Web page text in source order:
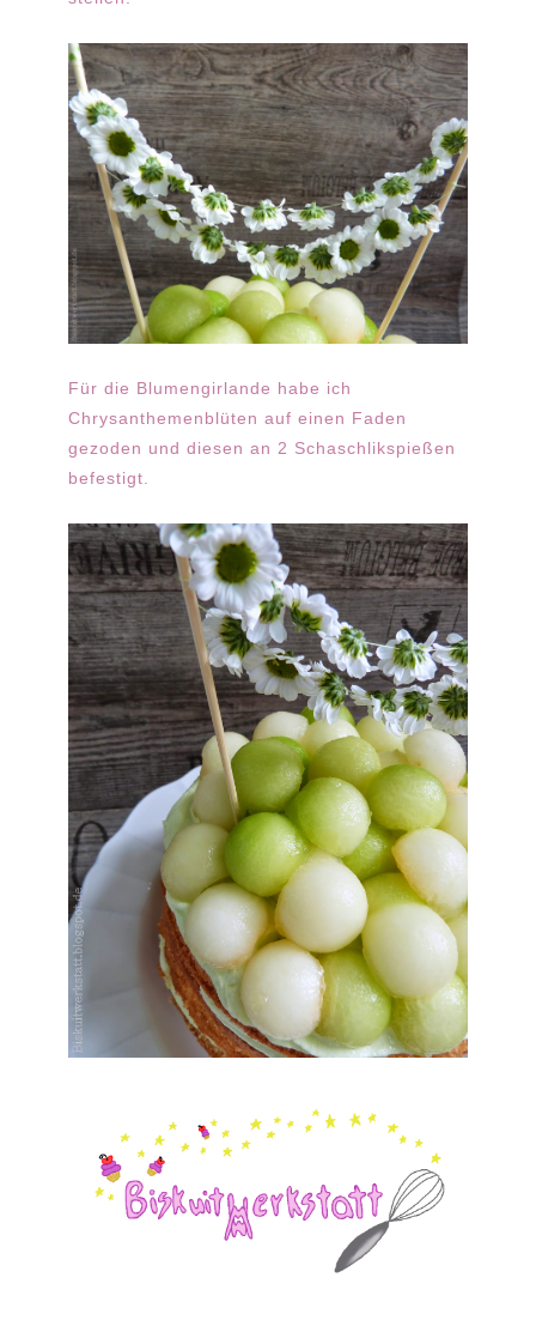
Für die Blumengirlande habe ich
Chrysanthemenblüten auf einen Faden
gezoden und diesen an 2 Schaschlikspießen
befestigt.